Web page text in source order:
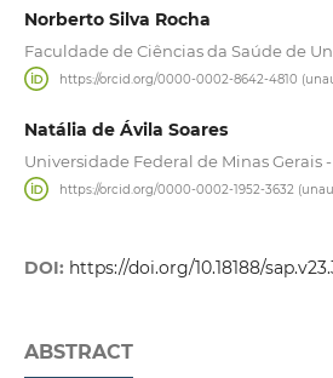
Norberto Silva Rocha
Faculdade de Ciências da Saúde de
https://orcid.org/0000-0002-8642-4810
Natália de Ávila Soares
Universidade Federal de Minas Gerais -
https://orcid.org/0000-0002-1952-3632
DOI: https://doi.org/10.18188/
ABSTRACT